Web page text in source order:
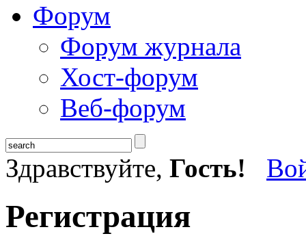
Форум
Форум журнала
Хост-форум
Веб-форум
Здравствуйте, Гость!
Регистрация